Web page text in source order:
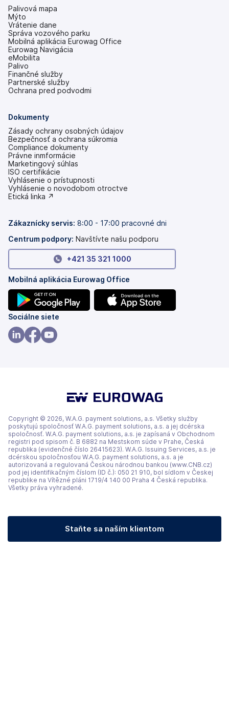
Palivová mapa
Mýto
Vrátenie dane
Správa vozového parku
Mobilná aplikácia Eurowag Office
Eurowag Navigácia
eMobilita
Palivo
Finančné služby
Partnerské služby
Ochrana pred podvodmi
Dokumenty
Zásady ochrany osobných údajov
Bezpečnosť a ochrana súkromia
Compliance dokumenty
Právne inmformácie
Marketingový súhlas
ISO certifikácie
Vyhlásenie o prístupnosti
(otvoriť
s
Vyhlásenie o novodobom otroctve
(otvoriť
kartou)
Etická linka ↗
Zákaznícky servis: 8:00 - 17:00 pracovné dni
Centrum podpory: Navštívte našu podporu
+421 35 321 1000
Mobilná aplikácia Eurowag Office
(otvoriť
s
novou
Sociálne siete
Copyright © 2026, W.A.G. payment solutions, a.s. Všetky služby
poskytujú spoločnosť W.A.G. payment solutions, a.s. a jej dcérska
spoločnosť. W.A.G. payment solutions, a.s. je zapísaná v Obchodnom
registri pod spisom č. B 6882 na Mestskom súde v Prahe, Česká
republika (evidenčné číslo 26415623). W.A.G. Issuing Services, a.s. je
dcérskou spoločnosťou W.A.G. payment solutions, a.s. a je
autorizovaná a regulovaná Českou národnou bankou (www.CNB.cz)
pod jej identifikačným číslom (ID č.): 050 21 910, bol sídlom v Českej
republike na Vítězné pláni 1719/4 140 00 Praha 4 Česká republika.
Všetky práva vyhradené.
Staňte sa naším klientom